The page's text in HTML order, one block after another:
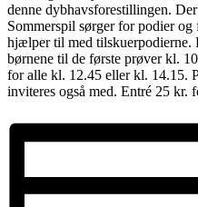
denne dybhavsforestillingen.
Sommerspil sørger for podier
hjælper til med tilskuerpodierne.
børnene til de første prøver kl.
for alle kl. 12.45 eller kl. 14.15.
inviteres også med. Entré 25 kr.